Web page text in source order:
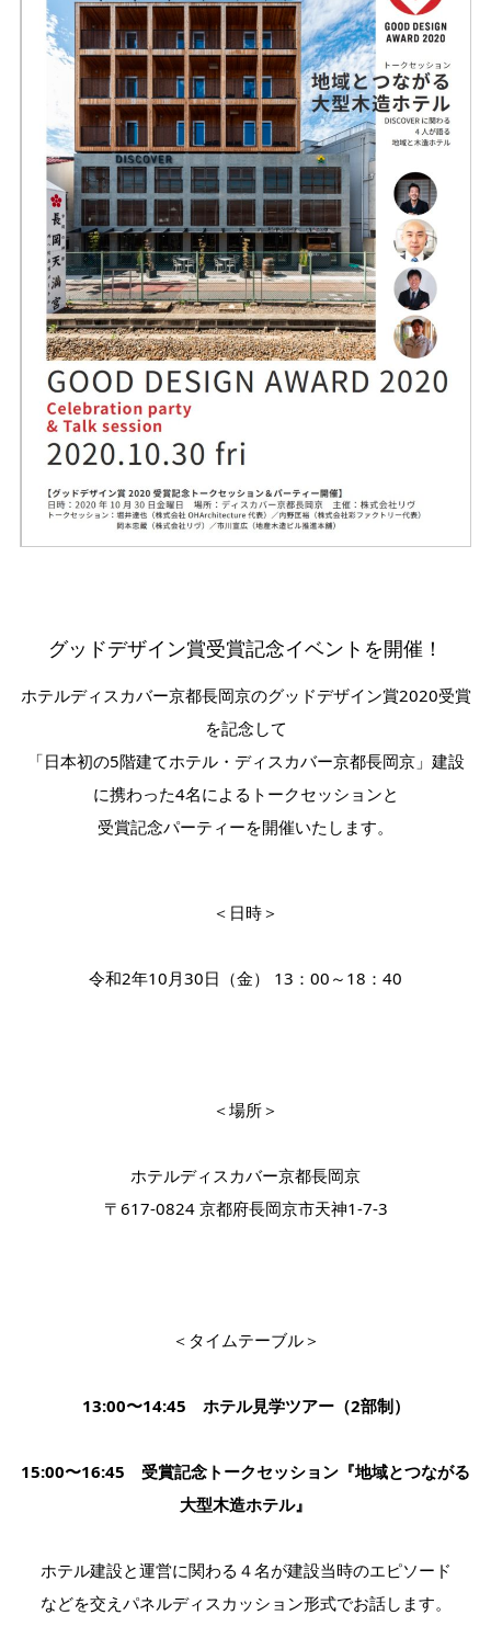
グッドデザイン賞受賞記念イベントを開催！
ホテルディスカバー京都長岡京のグッドデザイン賞2020受賞
を記念して
「日本初の5階建てホテル・ディスカバー京都長岡京」建設
に携わった4名によるトークセッションと
受賞記念パーティーを開催いたします。
＜日時＞
令和2年10 月30日（金） 13 ： 00 ～ 18 ： 40
＜場所＞
ホテルディスカバー京都長岡京
〒 617-0824 京都府長岡京市天神1-7-3
＜タイムテーブル＞
13:00〜14:45 ホテル見学ツアー（2部制）
15:00〜16:45 受賞記念トークセッション『地域とつながる
大型木造ホテル』
ホテル建設と運営に関わる４名が建設当時のエピソード
などを交えパネルディスカッション形式でお話します。